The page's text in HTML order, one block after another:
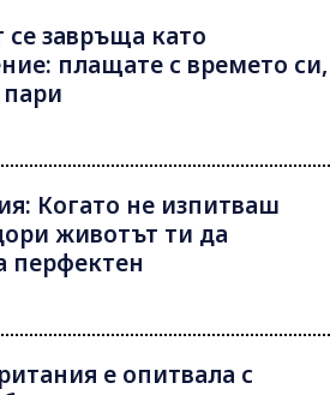
се завръща като
плащате с времето си,
Когато не изпитваш
животът ти да
перфектен
е опитвала с